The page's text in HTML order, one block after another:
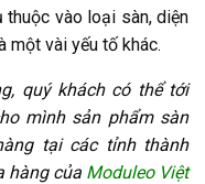
vào loại sàn, diện
một vài yếu tố khác.
quý khách có thể tới
mình sản phẩm sàn
tại các tỉnh thành
hàng của Moduleo Việt